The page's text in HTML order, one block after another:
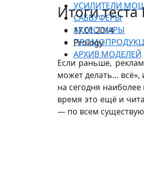
УСИЛИТЕЛИ
САБВУФЕРЫ
АКСЕССУАРЫ
АРХИВ МОДЕЛЕЙ
Итоги
17.01.2014
Prology
Если раньше,
может делать...
на сегодня
время это ещё и
— по всем